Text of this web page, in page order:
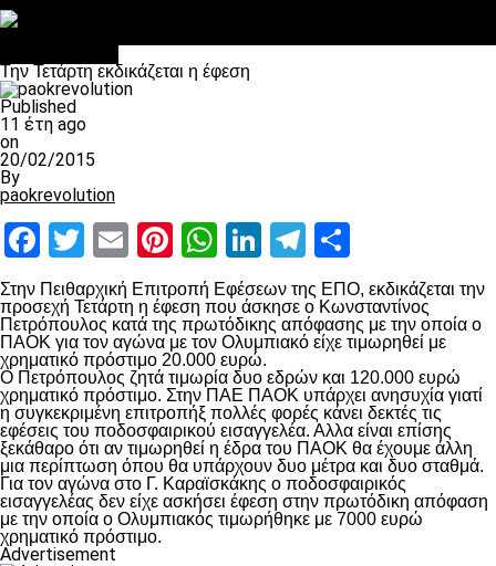
Την Τετάρτη εκδικάζεται η έφεση
Published
11 έτη ago
on
20/02/2015
By
paokrevolution
Facebook
Twitter
EmailPinterest
WhatsApp
LinkedIn
Telegram
Στην Πειθαρχική Επιτροπή Εφέσεων της ΕΠΟ, εκδικάζεται την
προσεχή Τετάρτη η έφεση που άσκησε ο Κωνσταντίνος
Πετρόπουλος κατά της πρωτόδικης απόφασης με την οποία ο
ΠΑΟΚ για τον αγώνα με τον Ολυμπιακό είχε τιμωρηθεί με
χρηματικό πρόστιμο 20.000 ευρώ.
Ο Πετρόπουλος ζητά τιμωρία δυο εδρών και 120.000 ευρώ
χρηματικό πρόστιμο. Στην ΠΑΕ ΠΑΟΚ υπάρχει ανησυχία γιατί
η συγκεκριμένη επιτροπήξ πολλές φορές κάνει δεκτές τις
εφέσεις του ποδοσφαιρικού εισαγγελέα. Αλλα είναι επίσης
ξεκάθαρο ότι αν τιμωρηθεί η έδρα του ΠΑΟΚ θα έχουμε άλλη
μια περίπτωση όπου θα υπάρχουν δυο μέτρα και δυο σταθμά.
Για τον αγώνα στο Γ. Καραϊσκάκης ο ποδοσφαιρικός
εισαγγελέας δεν είχε ασκήσει έφεση στην πρωτόδικη απόφαση
με την οποία ο Ολυμπιακός τιμωρήθηκε με 7000 ευρώ
χρηματικό πρόστιμο.
Advertisement